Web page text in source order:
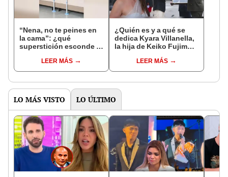
“Nena, no te peines en
la cama”: ¿qué
superstición esconde la
Enanitos Verdes?
LEER MÁS
¿Quién es y a qué se
dedica Kyara Villanella,
la hija de Keiko Fujimori
nivel nacional?
LEER MÁS
LO MÁS VISTO LO ÚLTIMO